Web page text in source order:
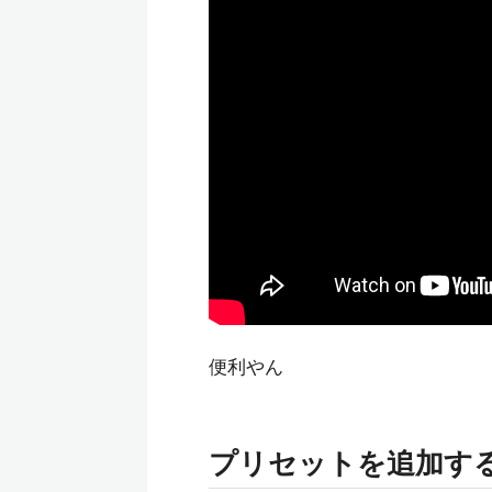
便利やん
プリセットを追加す